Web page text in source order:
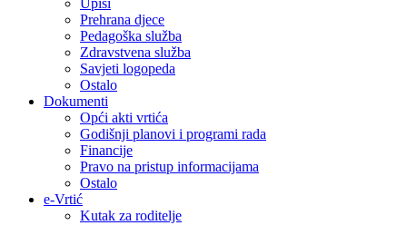
Upisi
Prehrana djece
Pedagoška služba
Zdravstvena služba
Savjeti logopeda
Ostalo
Dokumenti
Opći akti vrtića
Godišnji planovi i programi rada
Financije
Pravo na pristup informacijama
Ostalo
e-Vrtić
Kutak za roditelje